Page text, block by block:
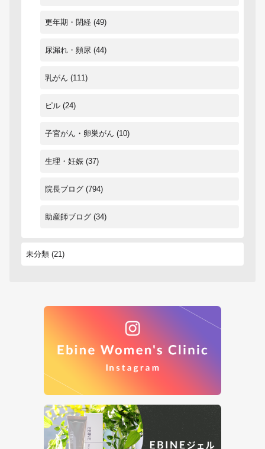
更年期・閉経 (49)
尿漏れ・頻尿 (44)
乳がん (111)
ピル (24)
子宮がん・卵巣がん (10)
生理・妊娠 (37)
院長ブログ (794)
助産師ブログ (34)
未分類 (21)